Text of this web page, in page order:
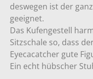
deswegen ist der
geeignet.
Das Kufengestell
Sitzschale so, dass
Eyecacatcher gute
Ein echt hübscher